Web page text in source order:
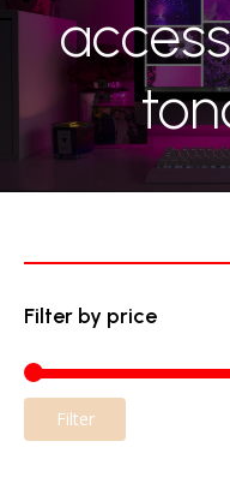
Filter by price
Filter